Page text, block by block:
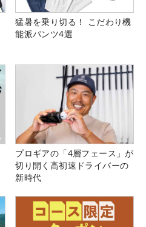
猛暑を乗り切る！ こだわり機
能派パンツ4選
プロギアの「4層フェース」が
切り開く高初速ドライバーの
新時代